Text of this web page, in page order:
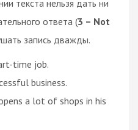
текста нельзя дать ни
ответа (3 – Not
запись дважды.
time job.
business.
a lot of shops in his